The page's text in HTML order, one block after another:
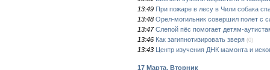
13:49 При пожаре в лесу в Чили собака
13:48 Орел-могильник совершил полет с
13:47 Слепой пёс помогает детям-
13:46 Как загипнотизировать зверя (0)
13:43 Центр изучения ДНК мамонта и
17 Марта, Вторник